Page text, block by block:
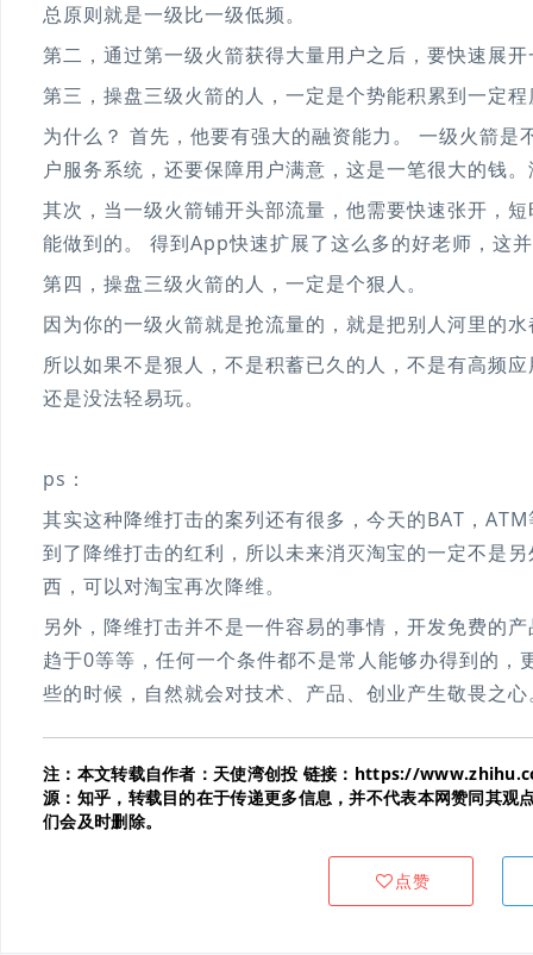
总原则就是一级比一级低频。
第二，通过第一级火箭获得大量用户之后，要快速展
第三，操盘三级火箭的人，一定是个势能积累到一定
为什么？ 首先，他要有强大的融资能力。 一级火箭
户服务系统，还要保障用户满意，这是一笔很大的钱
其次，当一级火箭铺开头部流量，他需要快速张开，
能做到的。 得到App快速扩展了这么多的好老师，这
第四，操盘三级火箭的人，一定是个狠人。
因为你的一级火箭就是抢流量的，就是把别人河里的
所以如果不是狠人，不是积蓄已久的人，不是有高频
还是没法轻易玩。
ps：
其实这种降维打击的案列还有很多，今天的BAT，
到了降维打击的红利，所以未来消灭淘宝的一定不是
西，可以对淘宝再次降维。
另外，降维打击并不是一件容易的事情，开发免费的
趋于0等等，任何一个条件都不是常人能够办得到的
些的时候，自然就会对技术、产品、创业产生敬畏之心
注：本文转载自作者：天使湾创投 链接：https://
源：知乎，转载目的在于传递更多信息，并不代表本网赞同其观
们会及时删除。
点赞